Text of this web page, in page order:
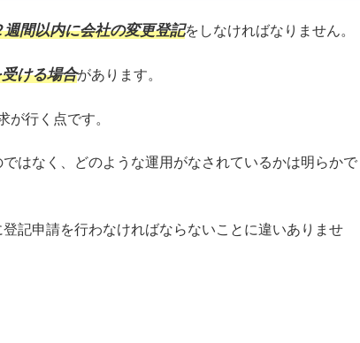
週間以内に会社の変更登記をしなければなりません。
ける場合があります。
が行く点です。
はなく、どのような運用がなされているかは明らかで
記申請を行わなければならないことに違いありませ